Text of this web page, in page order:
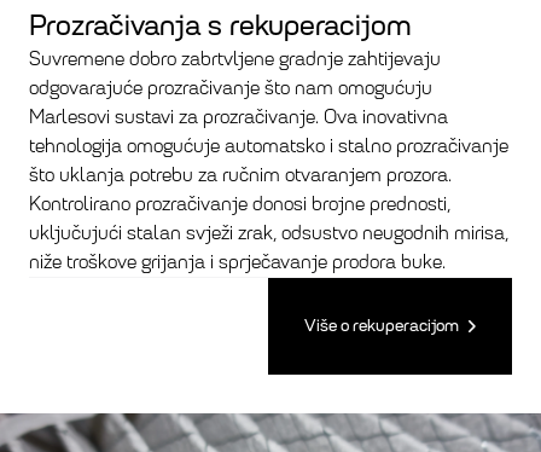
Prozračivanja s rekuperacijom
Suvremene dobro zabrtvljene gradnje zahtijevaju
odgovarajuće prozračivanje što nam omogućuju
Marlesovi sustavi za prozračivanje. Ova inovativna
tehnologija omogućuje automatsko i stalno prozračivanje
što uklanja potrebu za ručnim otvaranjem prozora.
Kontrolirano prozračivanje donosi brojne prednosti,
uključujući stalan svježi zrak, odsustvo neugodnih mirisa,
niže troškove grijanja i sprječavanje prodora buke.
Više o rekuperacijom